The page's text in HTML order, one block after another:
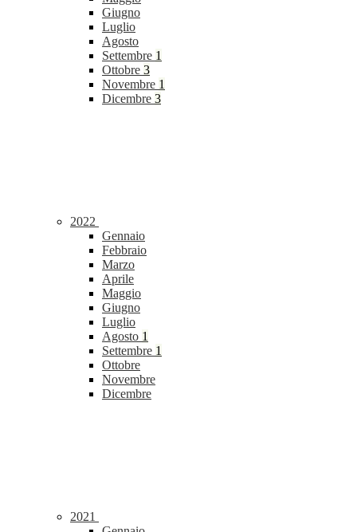
Giugno
Luglio
Agosto
Settembre 1
Ottobre 3
Novembre 1
Dicembre 3
2022
Gennaio
Febbraio
Marzo
Aprile
Maggio
Giugno
Luglio
Agosto 1
Settembre 1
Ottobre
Novembre
Dicembre
2021